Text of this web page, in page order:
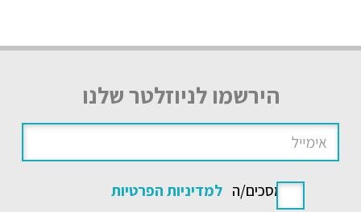
הירשמו לניוזלטר שלנו
אני מסכים/ה למדיניות הפרטיות